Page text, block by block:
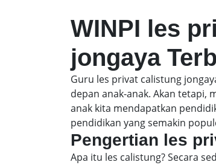
WINPI les
jongaya
Guru les privat calistung
depan anak-anak. Akan tetapi,
anak kita mendapatkan
pendidikan yang semakin
Pengertian les
Apa itu les calistung? Secara